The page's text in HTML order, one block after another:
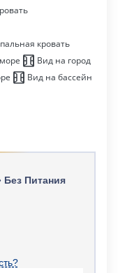
кровать
Вид на город
Вид на бассейн
Питания